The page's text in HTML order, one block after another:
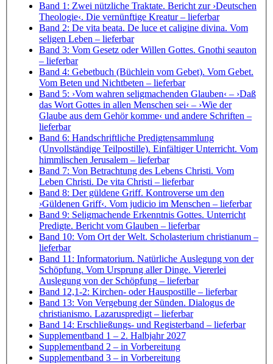
Band 1: Zwei nützliche Traktate. Bericht zur ›Deutschen
Theologie‹. Die vernünftige Kreatur– lieferbar
Band 2: De vita beata. De luce et caligine divina. Vom
seligen Leben – lieferbar
Band 3: Vom Gesetz oder Willen Gottes. Gnothi seauton
– lieferbar
Band 4: Gebetbuch (Büchlein vom Gebet). Vom Gebet.
Vom Beten und Nichtbeten – lieferbar
Band 5: ›Vom wahren seligmachenden Glauben‹ – ›Daß
das Wort Gottes in allen Menschen sei‹ – ›Wie der
Glaube aus dem Gehör komme‹ und andere Schriften –
lieferbar
Band 6: Handschriftliche Predigtensammlung
(Unvollständige Teilpostille). Einfältiger Unterricht. Vom
himmlischen Jerusalem – lieferbar
Band 7: Von Betrachtung des Lebens Christi. Vom
Leben Christi. De vita Christi – lieferbar
Band 8: Der güldene Griff. Kontroverse um den
›Güldenen Griff‹. Vom judicio im Menschen – lieferbar
Band 9: Seligmachende Erkenntnis Gottes. Unterricht
Predigte. Bericht vom Glauben – lieferbar
Band 10: Vom Ort der Welt. Scholasterium christianum –
lieferbar
Band 11: Informatorium. Natürliche Auslegung von der
Schöpfung. Vom Ursprung aller Dinge. Viererlei
Auslegung von der Schöpfung – lieferbar
Band 12,1-2: Kirchen- oder Hauspostille – lieferbar
Band 13: Von Vergebung der Sünden. Dialogus de
christianismo. Lazaruspredigt – lieferbar
Band 14: Erschließungs- und Registerband – lieferbar
Supplementband 1 – 2. Halbjahr 2027
Supplementband 2 – in Vorbereitung
Supplementband 3 – in Vorbereitung